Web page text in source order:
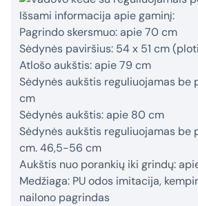
Išsami informacija apie gaminį:
Pagrindo skersmuo: apie 70 cm
Sėdynės paviršius: 54 x 51 cm
Atlošo aukštis: apie 79 cm
Sėdynės aukštis reguliuojamas be
cm
Sėdynės aukštis: apie 80 cm
Sėdynės aukštis reguliuojamas be
cm. 46,5-56 cm
Aukštis nuo porankių iki grindų:
Medžiaga: PU odos imitacija,
nailono pagrindas